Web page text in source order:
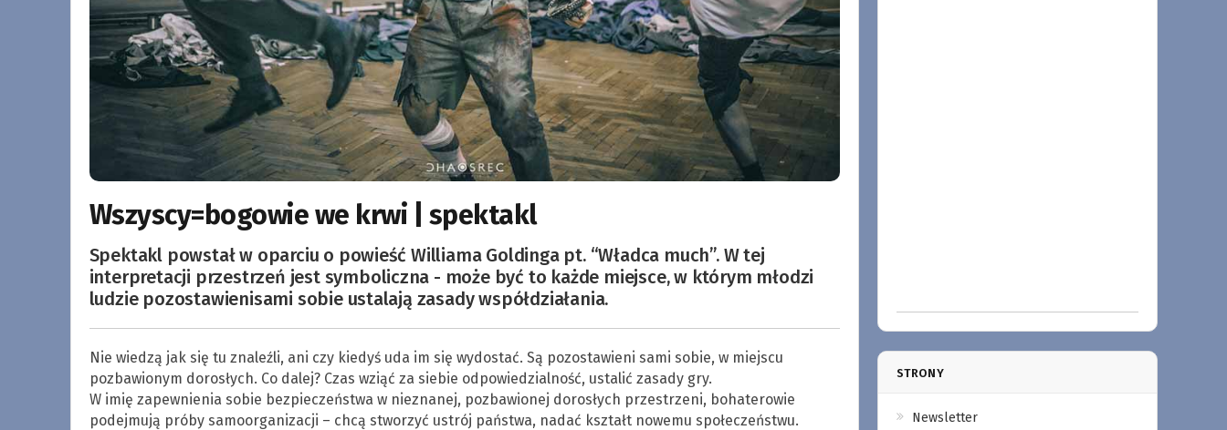
Wszyscy=bogowie we krwi | spektakl
Spektakl powstał w oparciu o powieść Williama Goldinga pt. “Władca much”. W tej
interpretacji przestrzeń jest symboliczna - może być to każde miejsce, w którym młodzi
ludzie pozostawienisami sobie ustalają zasady współdziałania.
Nie wiedzą jak się tu znaleźli, ani czy kiedyś uda im się wydostać. Są pozostawieni sami sobie, w miejscu
pozbawionym dorosłych. Co dalej? Czas wziąć za siebie odpowiedzialność, ustalić zasady gry.
W imię zapewnienia sobie bezpieczeństwa w nieznanej, pozbawionej dorosłych przestrzeni, bohaterowie
podejmują próby samoorganizacji – chcą stworzyć ustrój państwa, nadać kształt nowemu społeczeństwu.
STRONY
Newsletter